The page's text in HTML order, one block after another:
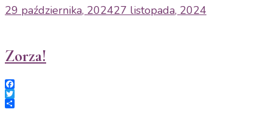
29 października, 202427 listopada, 2024
Zorza!
Facebook
Twitter